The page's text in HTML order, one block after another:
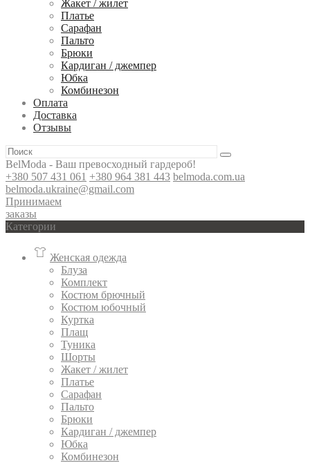
Жакет / жилет
Платье
Сарафан
Пальто
Брюки
Кардиган / джемпер
Юбка
Комбинезон
Оплата
Доставка
Отзывы
BelModa - Ваш превосходный гардероб!
+380 507 431 061 +380 964 381 443 belmoda.com.ua
belmoda.ukraine@gmail.com
Принимаем
заказы
Категории
Женская одежда
Блуза
Комплект
Костюм брючный
Костюм юбочный
Куртка
Плащ
Туника
Шорты
Жакет / жилет
Платье
Сарафан
Пальто
Брюки
Кардиган / джемпер
Юбка
Комбинезон